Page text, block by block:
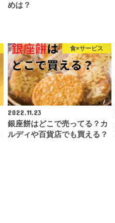
めは？
食×サービス
2022.11.23
銀座餅はどこで売ってる？カ
ルディや百貨店でも買える？